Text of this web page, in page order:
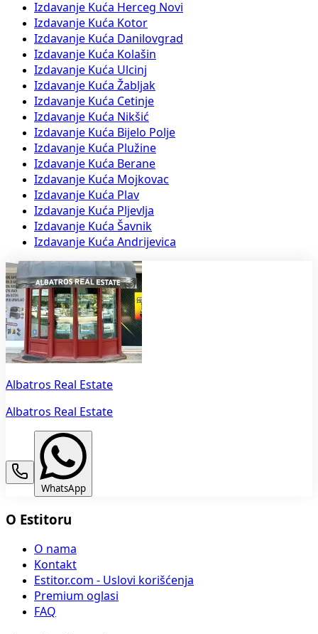
Izdavanje Kuća Herceg Novi
Izdavanje Kuća Kotor
Izdavanje Kuća Danilovgrad
Izdavanje Kuća Kolašin
Izdavanje Kuća Ulcinj
Izdavanje Kuća Žabljak
Izdavanje Kuća Cetinje
Izdavanje Kuća Nikšić
Izdavanje Kuća Bijelo Polje
Izdavanje Kuća Plužine
Izdavanje Kuća Berane
Izdavanje Kuća Mojkovac
Izdavanje Kuća Plav
Izdavanje Kuća Pljevlja
Izdavanje Kuća Šavnik
Izdavanje Kuća Andrijevica
Albatros Real Estate
Albatros Real Estate
WhatsApp
O Estitoru
O nama
Kontakt
Estitor.com - Uslovi korišćenja
Premium oglasi
FAQ